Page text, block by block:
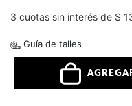
3 cuotas sin interés de $
Guía de talles